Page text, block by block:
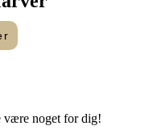
vare
kan
være noget for dig!